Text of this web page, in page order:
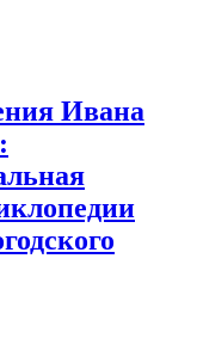
Ивана